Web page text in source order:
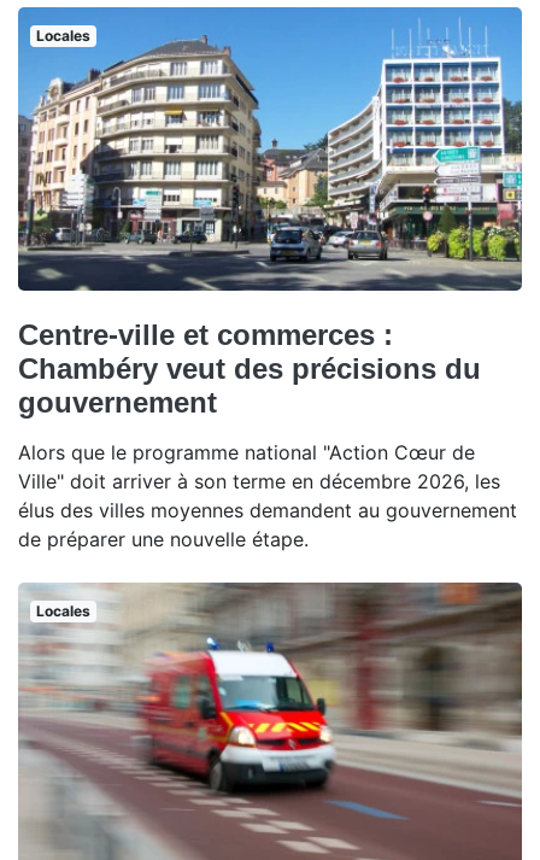
Locales
Centre-ville et commerces :
Chambéry veut des précisions du
gouvernement
Alors que le programme national "Action Cœur de
Ville" doit arriver à son terme en décembre 2026, les
élus des villes moyennes demandent au gouvernement
de préparer une nouvelle étape.
Locales